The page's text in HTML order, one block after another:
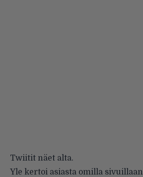
Twiitit näet alta.
Yle kertoi asiasta omilla sivuillaan